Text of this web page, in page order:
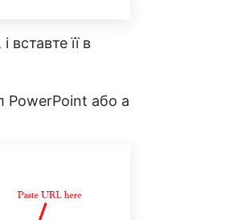
вставте її в
PowerPoint або a